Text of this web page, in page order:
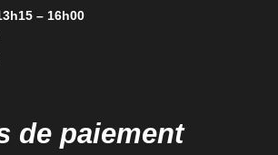
– 16h00
de paiement